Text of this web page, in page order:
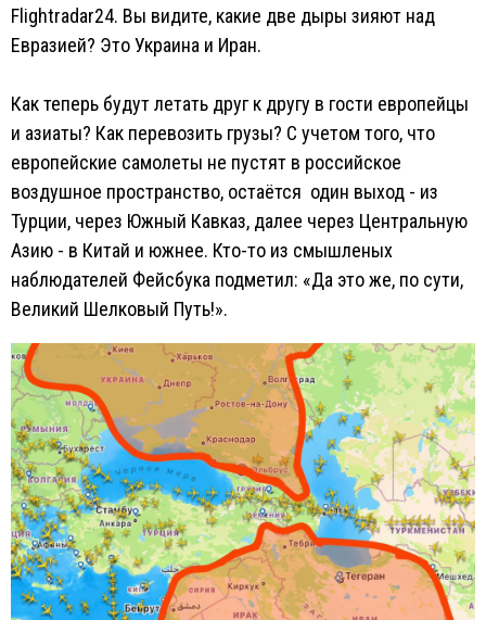
Flightradar24. Вы видите, какие две дыры зияют над
Евразией? Это Украина и Иран.
Как теперь будут летать друг к другу в гости европейцы
и азиаты? Как перевозить грузы? С учетом того, что
европейские самолеты не пустят в российское
воздушное пространство, остаётся один выход - из
Турции, через Южный Кавказ, далее через Центральную
Азию - в Китай и южнее. Кто-то из смышленых
наблюдателей Фейсбука подметил: «Да это же, по сути,
Великий Шелковый Путь!».